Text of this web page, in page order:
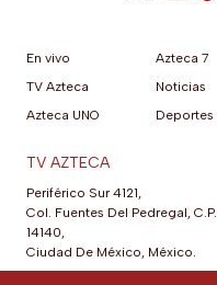
En vivo
TV Azteca
Azteca UNO
Azteca 7
Noticias
Deportes
TV AZTECA
Periférico Sur 4121,
Col. Fuentes Del Pedregal, C.P.
14140,
Ciudad De México, México.